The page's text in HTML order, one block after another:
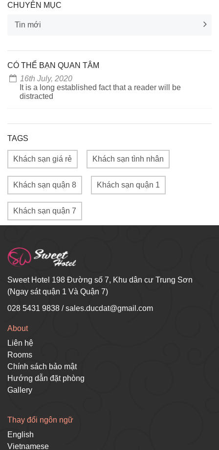
CHUYÊN MỤC
Tin mới
CÓ THỂ BẠN QUAN TÂM
16th July, 2020
It is a long established fact that a reader will be
distracted
TAGS
Khách sạn giá rẻ Khách sạn tình nhân
Khách sạn quận 8 Khách sạn quận 1
Khách sạn quận 7
Sweet Hotel 198 Đường số 7, Khu dân cư Trung Sơn
(Ngay sát quận 1 Và Quận 7)
028 5431 9838 /sales.ducdat@gmail.com
About
Liên hệ
Rooms
Chính sách bảo mật
Hướng dẫn đặt phòng
Gallery
Thay đổi ngôn ngữ
English
Vietnamese